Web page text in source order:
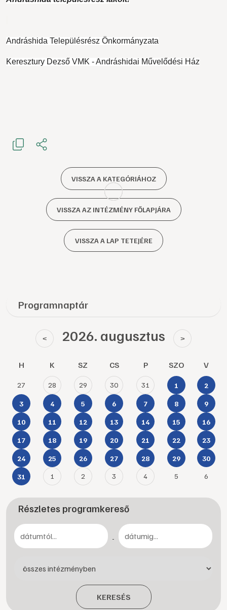
Andráshida Településrész Önkormányzata
Keresztury Dezső VMK - Andráshidai Művelődési Ház
VISSZA A KATEGÓRIÁHOZ
VISSZA AZ INTÉZMÉNY FŐLAPJÁRA
VISSZA A LAP TETEJÉRE
Programnaptár
< 2026. augusztus >
H K SZ CS P SZO V
27 28 29 30 31 1 2
3 4 5 6 7 8 9
10 11 12 13 14 15 16
17 18 19 20 21 22 23
24 25 26 27 28 29 30
31 1 2 3 4 5 6
Részletes programkereső
-
KERESÉS